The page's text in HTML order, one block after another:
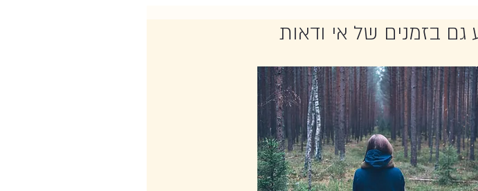
בזמנים של אי ודאות